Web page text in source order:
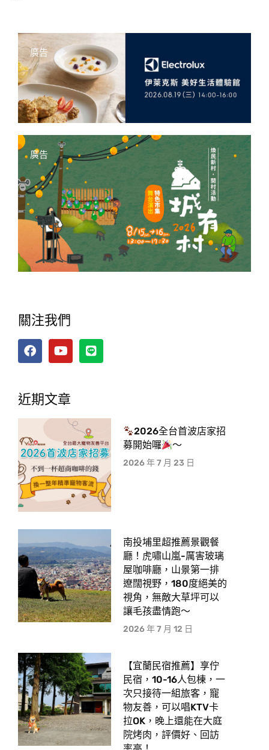
廣告
廣告
關注我們
近期文章
2026全台首波店家招
募開始囉
～
2026 年 7 月 23 日
南投埔里超推薦景觀餐
廳！虎嘯山嵐-厲害玻璃
屋咖啡廳，山景第一排
遼闊視野，180度絕美的
視角，無敵大草坪可以
讓毛孩盡情跑〜
2026 年 7 月 12 日
【宜蘭民宿推薦】享佇
民宿，10-16人包棟，一
次只接待一組旅客，寵
物友善，可以唱KTV卡
拉OK，晚上還能在大庭
院烤肉，評價好、回訪